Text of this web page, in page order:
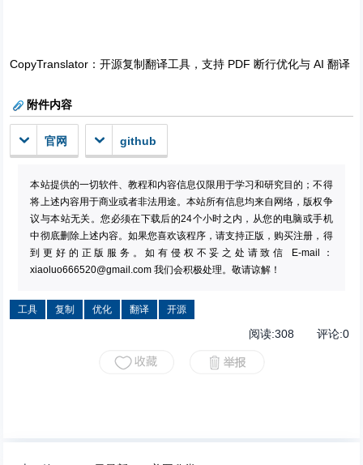
CopyTranslator：开源复制翻译工具，支持 PDF 断行优化与 AI 翻译
附件内容
官网 github
本站提供的一切软件、教程和内容信息仅限用于学习和研究目的；不得
将上述内容用于商业或者非法用途。本站所有信息均来自网络，版权争
议与本站无关。您必须在下载后的24个小时之内，从您的电脑或手机
中彻底删除上述内容。如果您喜欢该程序，请支持正版，购买注册，得
到更好的正版服务。如有侵权不妥之处请致信 E-mail：
xiaoluo666520@gmail.com 我们会积极处理。敬请谅解！
工具 复制 优化 翻译 开源
阅读:308 评论:0